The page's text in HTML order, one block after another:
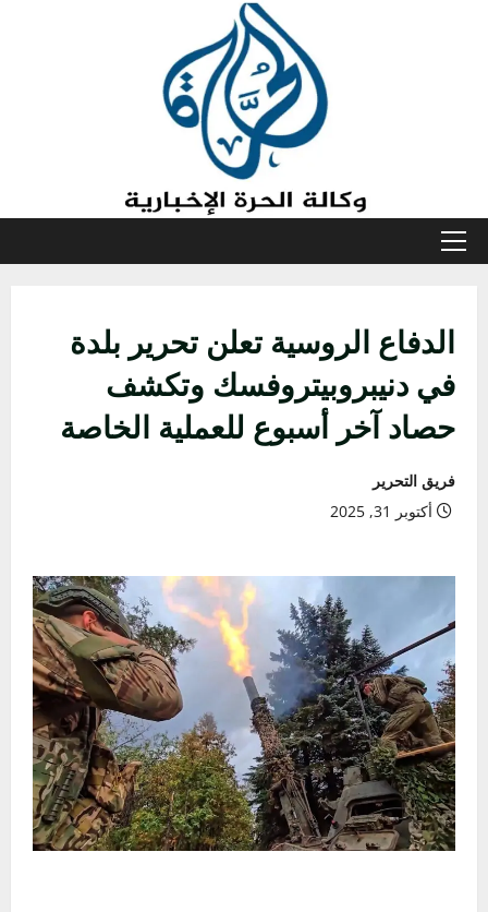
القائمة
الدفاع الروسية تعلن تحرير بلدة
في دنيبروبيتروفسك وتكشف
حصاد آخر أسبوع للعملية الخاصة
فريق التحرير
أكتوبر 31, 2025